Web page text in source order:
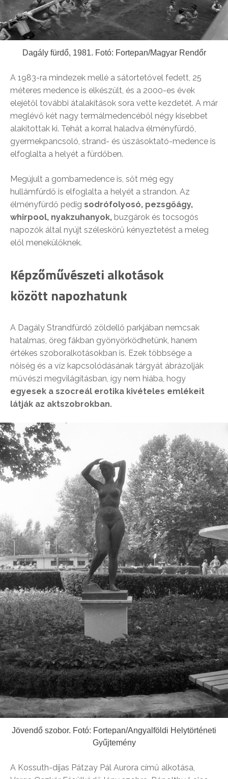
Dagály fürdő, 1981. Fotó: Fortepan/Magyar Rendőr
A 1983-ra mindezek mellé a sátortetővel fedett, 25
méteres medence is elkészült, és a 2000-es évek
elejétől további átalakítások sora vette kezdetét. A már
meglévő két nagy termálmedencéből négy kisebbet
alakítottak ki. Tehát a korral haladva élményfürdő,
gyermekpancsoló, strand- és úszásoktató-medence is
elfoglalta a helyét a fürdőben.
Megújult a gombamedence is, sőt még egy
hullámfürdő is elfoglalta a helyét a strandon. Az
élményfürdő pedig sodrófolyosó, pezsgőágy,
whirpool, nyakzuhanyok, buzgárok és tocsogós
napozók által nyújt széleskörű kényeztetést a meleg
elől menekülőknek.
Képzőművészeti alkotások
között napozhatunk
A Dagály Strandfürdő zöldellő parkjában nemcsak
hatalmas, öreg fákban gyönyörködhetünk, hanem
értékes szoboralkotásokban is. Ezek többsége a
nőiség és a víz kapcsolódásának tárgyát ábrázolják
művészi megvilágításban, így nem hiába, hogy
egyesek a szocreál erotika kivételes emlékeit
látják az aktszobrokban.
Jövendő szobor. Fotó: Fortepan/Angyalföldi Helytörténeti
Gyűjtemény
A Kossuth-díjas Pátzay Pál Aurora című alkotása,